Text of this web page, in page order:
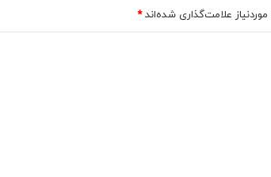
علامت‌گذاری شده‌اند*